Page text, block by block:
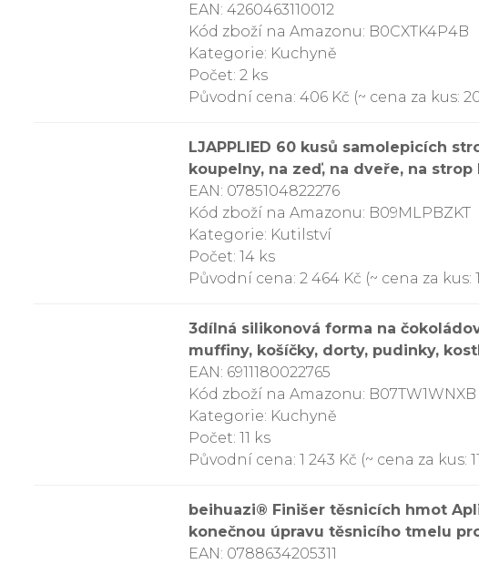
EAN: 4260463110012
Kód zboží na Amazonu: B0CXTK4P4B
Kategorie: Kuchyně
Počet: 2 ks
Původní cena: 406 Kč (~ cena za kus:
LJAPPLIED 60 kusů samolepicích
koupelny, na zeď, na dveře, na strop
EAN: 0785104822276
Kód zboží na Amazonu: B09MLPBZKT
Kategorie: Kutilství
Počet: 14 ks
Původní cena: 2 464 Kč (~ cena za kus:
3dílná silikonová forma na
muffiny, košíčky, dorty, pudinky,
EAN: 6911180022765
Kód zboží na Amazonu: B07TW1WNXB
Kategorie: Kuchyně
Počet: 11 ks
Původní cena: 1 243 Kč (~ cena za kus:
beihuazi® Finišer těsnicích hmot
konečnou úpravu těsnicího tmelu
EAN: 0788634205311